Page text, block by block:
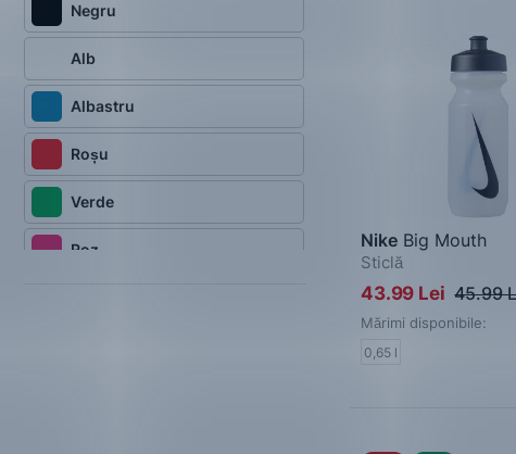
Negru
Alb
Albastru
Roșu
Verde
Roz Nike Big Mouth
Sticlă
43.99 Lei 45.99
Mărimi disponibile:
0,65 l